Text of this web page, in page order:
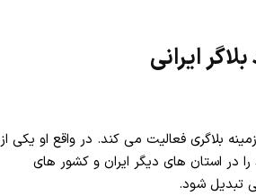
ایرانی
بلاگری فعالیت می کند. در واقع او یکی از
در استان های دیگر ایران و کشور های
تبدیل شود.